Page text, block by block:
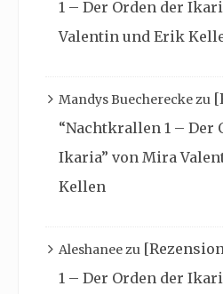
1 – Der Orden der
Valentin und Erik
Mandys Buechereckezu
“Nachtkrallen 1 – Der
Ikaria” von Mira
Kellen
Aleshaneezu
1 – Der Orden der